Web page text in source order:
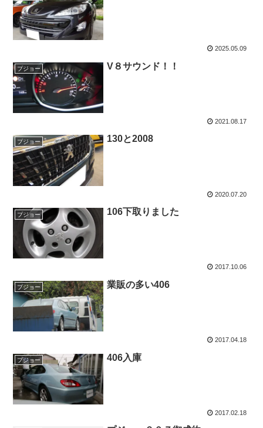
2025.05.09
プジョー V８サウンド！！
2021.08.17
プジョー 130と2008
2020.07.20
プジョー 106下取りました
2017.10.06
プジョー 業販の多い406
2017.04.18
プジョー 406入庫
2017.02.18